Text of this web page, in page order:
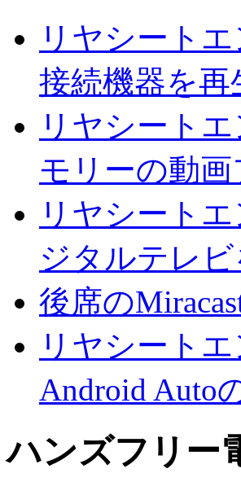
リヤシート
接続機器を再
リヤシート
モリーの動
リヤシート
ジタルテレ
後席の
リヤシート
Android Auto
ハンズフリー